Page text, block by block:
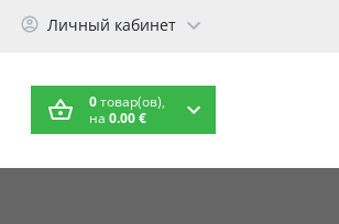
Личный кабинет
0товар(ов),
на 0.00 €